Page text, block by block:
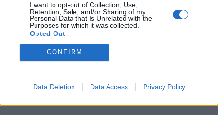
I want to opt-out of Collection, Use,
Retention, Sale, and/or Sharing of my
Personal Data that Is Unrelated with the
Purposes for which it was collected.
Opted Out
CONFIRM
Data Deletion Data Access Privacy Policy